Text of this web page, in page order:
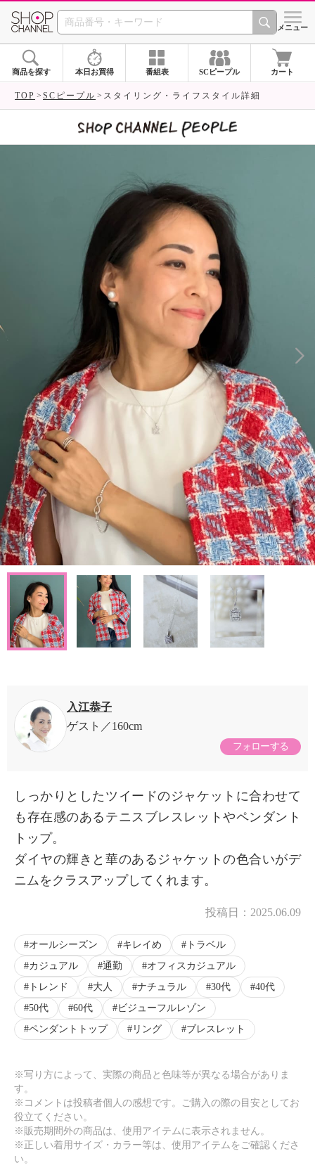
SHOP CHANNEL シメニュー
商品を探す 本日お買得 番組表 SCピープル カート
TOP SCピープル スタイリング・ライフスタイル詳細
入江恭子
ゲスト
160cm
フォローする
しっかりとしたツイードのジャケットに合わせて
も存在感のあるテニスブレスレットやペンダント
トップ。
ダイヤの輝きと華のあるジャケットの色合いがデ
ニムをクラスアップしてくれます。
投稿日： 2025.06.09
オールシーズン キレイめ
トラベル
カジュアル
通勤
オフィスカジュアル
トレンド
大人 ナチュラル 30代
40代
50代
60代
ビジューフルレゾン
ペンダントトップ
リング ブレスレット
※写り方によって、実際の商品と色味等が異なる場合がありま
す。
※コメントは投稿者個人の感想です。ご購入の際の目安としてお
役立てください。
※販売期間外の商品は、使用アイテムに表示されません。
※正しい着用サイズ・カラー等は、使用アイテムをご確認くださ
い。